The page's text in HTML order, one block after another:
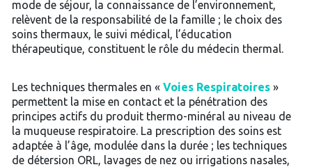
mode de séjour, la connaissance de l’environnement,
relèvent de la responsabilité de la famille ; le choix des
soins thermaux, le suivi médical, l’éducation
thérapeutique, constituent le rôle du médecin thermal.
Les techniques thermales en « Voies Respiratoires »
permettent la mise en contact et la pénétration des
principes actifs du produit thermo-minéral au niveau de
la muqueuse respiratoire. La prescription des soins est
adaptée à l’âge, modulée dans la durée ; les techniques
de détersion ORL, lavages de nez ou irrigations nasales,